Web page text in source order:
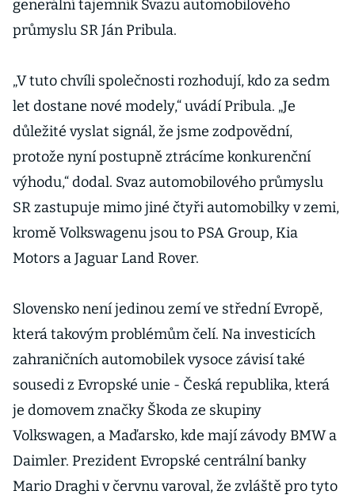
generální tajemník Svazu automobilového
průmyslu SR Ján Pribula.
„V tuto chvíli společnosti rozhodují, kdo za sedm
let dostane nové modely,“ uvádí Pribula. „Je
důležité vyslat signál, že jsme zodpovědní,
protože nyní postupně ztrácíme konkurenční
výhodu,“ dodal. Svaz automobilového průmyslu
SR zastupuje mimo jiné čtyři automobilky v zemi,
kromě Volkswagenu jsou to PSA Group, Kia
Motors a Jaguar Land Rover.
Slovensko není jedinou zemí ve střední Evropě,
která takovým problémům čelí. Na investicích
zahraničních automobilek vysoce závisí také
sousedi z Evropské unie - Česká republika, která
je domovem značky Škoda ze skupiny
Volkswagen, a Maďarsko, kde mají závody BMW a
Daimler. Prezident Evropské centrální banky
Mario Draghi v červnu varoval, že zvláště pro tyto